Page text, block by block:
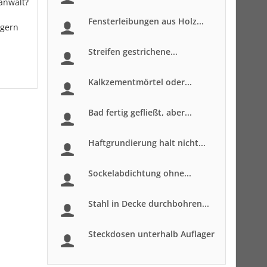
Fensterleibungen aus Holz...
Streifen gestrichene...
Kalkzementmörtel oder...
Bad fertig gefließt, aber...
Haftgrundierung halt nicht...
Sockelabdichtung ohne...
Stahl in Decke durchbohren...
Steckdosen unterhalb Auflager